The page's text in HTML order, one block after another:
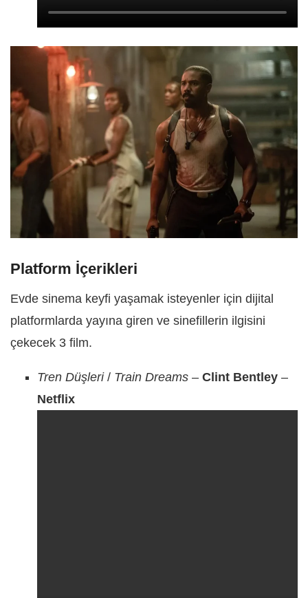
Platform İçerikleri
Evde sinema keyfi yaşamak isteyenler için dijital
platformlarda yayına giren ve sinefillerin ilgisini
çekecek 3 film.
Tren Düşleri/ Train Dreams– Clint Bentley–
Netflix